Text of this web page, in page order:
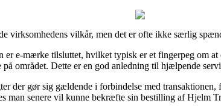
virksomhedens vilkår, men det er ofte ikke særlig
e-mærke tilsluttet, hvilket typisk er et fingerpeg om
området. Dette er en god anledning til hjælpende
der gør sig gældende i forbindelse med
man senere vil kunne bekræfte sin bestilling af